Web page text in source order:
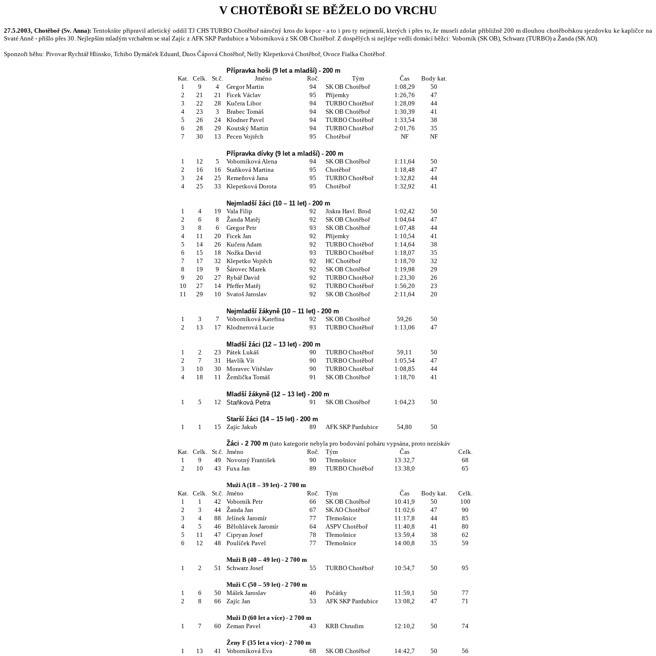
V CHOTĚBOŘI SE BĚŽELO DO VRCHU
27.5.2003, Chotěboř (Sv. Anna): Tentokráte připravil atletický oddíl TJ CHS TURBO Chotěboř náročný kros do kopce - a to i pro ty nejmenší, kterých i přes to, že museli zdolat přibližně 200 m dlouhou chotěbořskou sjezdovku ke kapličce na
Svaté Anně - přišlo přes 30. Nejlepším mladým vrchařem se stal Zajíc z AFK SKP Pardubice a Voborníková z SK OB Chotěboř. Z dospělých si nejlépe vedli domácí běžci: Voborník (SK OB), Schwarz (TURBO) a Žanda (SK AO).
Sponzoři běhu: Pivovar Rychtář Hlinsko, Tchibo Dymáček Eduard, Duos Čápová Chotěboř, Nelly Klepetková Chotěboř, Ovoce Fialka Chotěboř.
Přípravka hoši (9 let a mladší) - 200 m
Kat.
Celk. St.č. Jméno Roč. Tým Čas
Body kat.
1
9 4 Gregor Martin 94 SK OB Chotěboř 1:08,29
50
2
21 21 Ficek Václav 95 Příjemky 1:26,76
47
3
22 28 Kučera Libor 94 TURBO Chotěboř 1:28,09
44
4
23 3 Brabec Tomáš 94 SK OB Chotěboř 1:30,39
41
5
26 24 Klodner Pavel 94 TURBO Chotěboř 1:33,54
38
6
28 29 Koutský Martin 94 TURBO Chotěboř 2:01,76
35
7
30 13 Pecen Vojtěch 95 Chotěboř NF NF
Přípravka dívky (9 let a mladší) - 200 m
1
12 5 Voborníková Alena 94 SK OB Chotěboř 1:11,64
50
2
16 16 Staňková Martina 95 Chotěboř 1:18,48
47
3
24 25 Remeňová Jana 95 TURBO Chotěboř 1:32,82
44
4
25 33 Klepetková Dorota 95 Chotěboř 1:32,92 41
Nejmladší žáci (10 – 11 let) - 200 m
1
4 19 Vala Filip 92 Jiskra Havl. Brod 1:02,42
50
2
6 8 Žanda Matěj 92 SK OB Chotěboř 1:04,64
47
3
8 6 Gregor Petr 93 SK OB Chotěboř 1:07,48
44
4
11 20 Ficek Jan 92 Příjemky 1:10,54
41
5
14 26 Kučera Adam 92 TURBO Chotěboř 1:14,64
38
6
15 18 Nožka David 93 TURBO Chotěboř 1:18,07
35
7
17 32 Klepetko Vojtěch 92 HC Chotěboř 1:18,70
32
8
19 9 Šárovec Marek 92 SK OB Chotěboř 1:19,98
29
9
20 27 Rybář David 92 TURBO Chotěboř 1:23,30
26
10
27 14 Pfeffer Matěj 92 TURBO Chotěboř 1:56,20
23
11
29 10 Svatoš Jaroslav 92 SK OB Chotěboř 2:11,64 20
Nejmladší žákyně (10 – 11 let) - 200 m
1
3 7 Voborníková Kateřina 92 SK OB Chotěboř 59,26
50
2
13 17 Klodnerová Lucie 93 TURBO Chotěboř 1:13,06 47
Mladší žáci (12 – 13 let) - 200 m
1
2 23 Pátek Lukáš 90 TURBO Chotěboř 59,11
50
2
7 31 Havlík Vít 90 TURBO Chotěboř 1:05,54
47
3
10 30 Moravec Vítěslav 90 TURBO Chotěboř 1:08,85
44
4
18 11 Žemlička Tomáš 91 SK OB Chotěboř 1:18,70 41
Mladší žákyně (12 – 13 let) - 200 m
1
5 12 Staňková Petra 91 SK OB Chotěboř 1:04,23 50
Starší žáci (14 – 15 let) - 200 m
1
1 15 Zajíc Jakub 89 AFK SKP Pardubice 54,80 50
Žáci - 2 700 m (tato kategorie nebyla pro bodování poháru vypsána, proto nezískáv
Kat.
Celk. St.č. Jméno Roč. Tým Čas
Celk.
1
9 49 Novotný František 90 Třemošnice 13:32,7
68
2
10 43 Fuxa Jan 89 TURBO Chotěboř 13:38,0 65
Muži A (18 – 39 let) - 2 700 m
Kat.
Celk. St.č. Jméno Roč. Tým Čas Body kat.
Celk.
1
1 42 Voborník Petr 66 SK OB Chotěboř 10:41,9 50
100
2
3 44 Žanda Jan 67 SK AO Chotěboř 11:02,6 47
90
3
4 88 Jelínek Jaromír 77 Třemošnice 11:17,8 44
85
4
5 46 Bělohlávek Jaromír 64 ASPV Chotěboř 11:40,8 41
80
5
11 47 Cipryan Josef 78 Třemošnice 13:59,4 38
62
6
12 48 Poulíček Pavel 77 Třemošnice 14:00,8 35 59
Muži B (40 – 49 let) - 2 700 m
1
2 51 Schwarz Josef 55 TURBO Chotěboř 10:54,7 50 95
Muži C (50 – 59 let) - 2 700 m
1
6 50 Málek Jaroslav 46 Počátky 11:59,1 50
77
2
8 66 Zajíc Jan 53 AFK SKP Pardubice 13:08,2 47 71
Muži D (60 let a více) - 2 700 m
1
7 60 Zeman Pavel 43 KRB Chrudim 12:10,2 50 74
Ženy F (35 let a více) - 2 700 m
1
13 41 Voborníková Eva 68 SK OB Chotěboř 14:42,7 50
56